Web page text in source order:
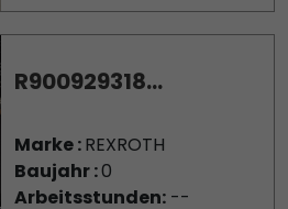
R900929318...
Marke :REXROTH
Baujahr :0
Arbeitsstunden:--